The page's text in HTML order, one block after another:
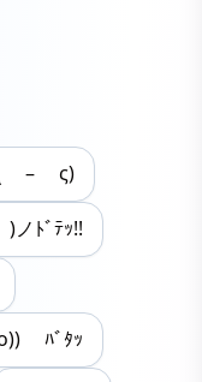
– ς)
ﾄﾞﾃｯ!!
ﾊﾞﾀｯ